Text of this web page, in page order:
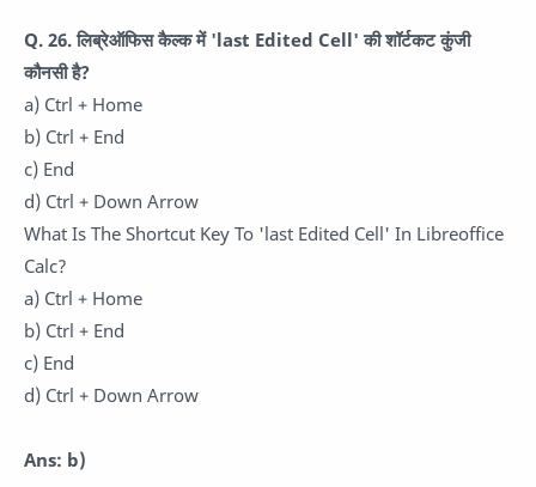
Q. 26. लिब्रेऑफिस कैल्क में 'last Edited Cell' की शॉर्टकट कुंजी
कौनसी है?
a) Ctrl + Home
b) Ctrl + End
c) End
d) Ctrl + Down Arrow
What Is The Shortcut Key To 'last Edited Cell' In Libreoffice
Calc?
a) Ctrl + Home
b) Ctrl + End
c) End
d) Ctrl + Down Arrow
Ans: b)